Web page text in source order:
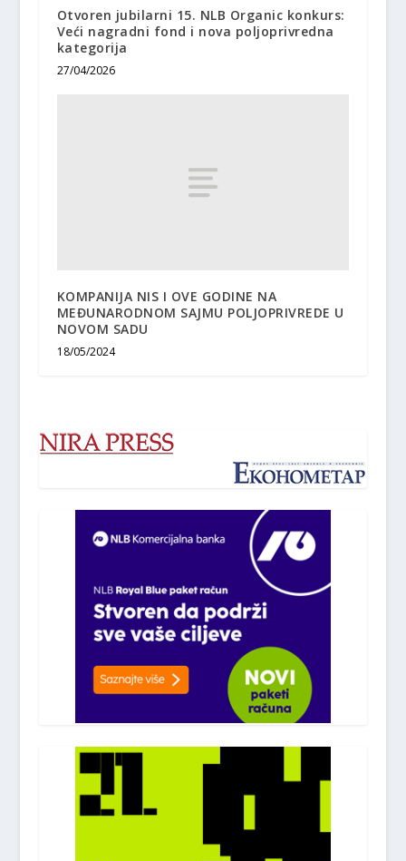
Otvoren jubilarni 15. NLB Organic konkurs:
Veći nagradni fond i nova poljoprivredna
kategorija
27/04/2026
KOMPANIJA NIS I OVE GODINE NA
MEĐUNARODNOM SAJMU POLJOPRIVREDE U
NOVOM SADU
18/05/2024